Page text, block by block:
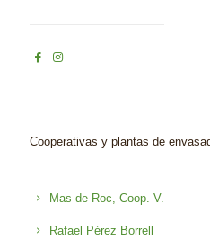
Cooperativas y plantas de
Mas de Roc, Coop. V.
Rafael Pérez Borrell